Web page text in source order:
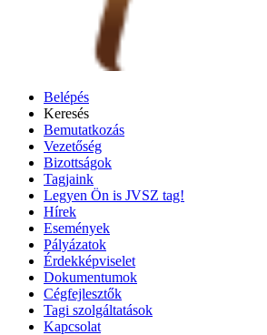
Belépés
Keresés
Bemutatkozás
Vezetőség
Bizottságok
Tagjaink
Legyen Ön is JVSZ tag!
Hírek
Események
Pályázatok
Érdekképviselet
Dokumentumok
Cégfejlesztők
Tagi szolgáltatások
Kapcsolat